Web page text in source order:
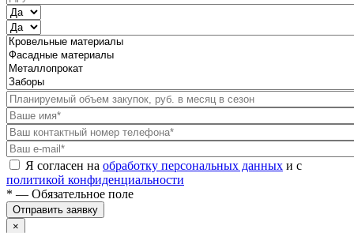
Я согласен на обработку персональных данных и с
политикой конфиденциальности
* — Обязательное поле
Отправить заявку
×